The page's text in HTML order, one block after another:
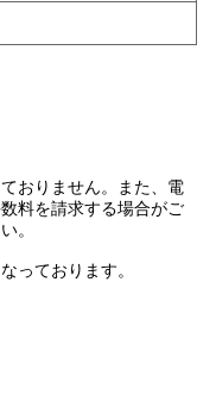
おりません。また、電
料を請求する場合がご
。
っております。